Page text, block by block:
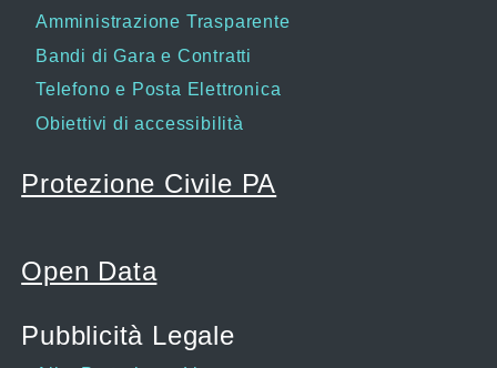
Amministrazione Trasparente
Bandi di Gara e Contratti
Telefono e Posta Elettronica
Obiettivi di accessibilità
Protezione Civile PA
Open Data
Pubblicità Legale